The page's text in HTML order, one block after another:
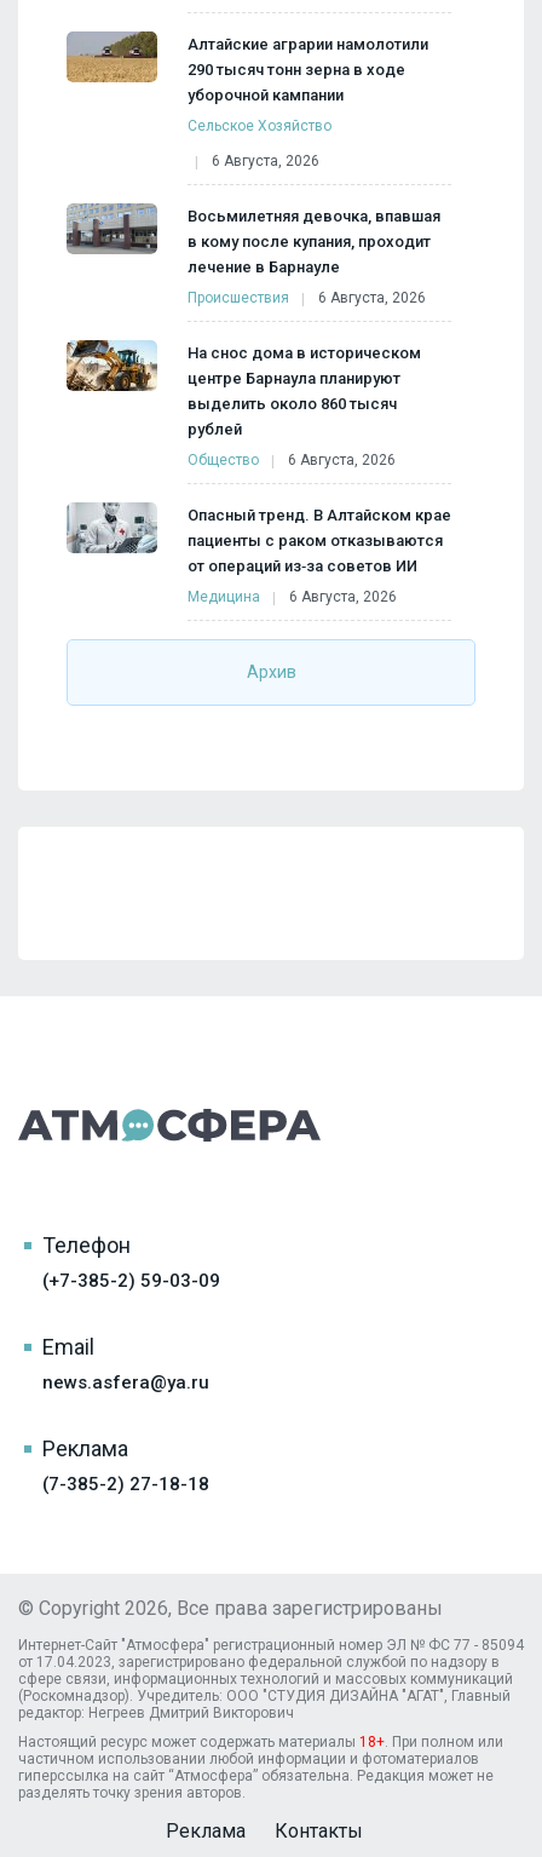
Алтайские аграрии намолотили
290 тысяч тонн зерна в ходе
уборочной кампании
Сельское Хозяйство
6 Августа, 2026
Восьмилетняя девочка, впавшая
в кому после купания, проходит
лечение в Барнауле
Происшествия 6 Августа, 2026
На снос дома в историческом
центре Барнаула планируют
выделить около 860 тысяч
рублей
Общество 6 Августа, 2026
Опасный тренд. В Алтайском крае
пациенты с раком отказываются
от операций из‑за советов ИИ
Медицина 6 Августа, 2026
Архив
Телефон
(+7-385-2) 59-03-09
Email
news.asfera@ya.ru
Реклама
(7-385-2) 27-18-18
© Copyright 2026, Все права зарегистрированы
Интернет-Сайт "Атмосфера" регистрационный номер ЭЛ № ФС 77 - 85094
от 17.04.2023, зарегистрировано федеральной службой по надзору в
сфере связи, информационных технологий и массовых коммуникаций
(Роскомнадзор). Учредитель: ООО "СТУДИЯ ДИЗАЙНА "АГАТ", Главный
редактор: Негреев Дмитрий Викторович
Настоящий ресурс может содержать материалы 18+. При полном или
частичном использовании любой информации и фотоматериалов
гиперссылка на сайт “Атмосфера” обязательна. Редакция может не
разделять точку зрения авторов.
Реклама Контакты